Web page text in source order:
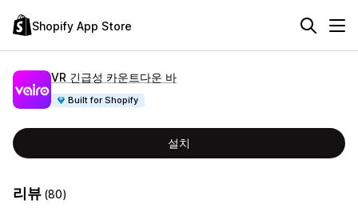
Shopify App Store
VR 긴급성 카운트다운 바
Built for Shopify
설치
리뷰 (80)